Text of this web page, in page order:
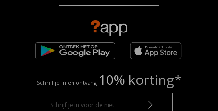
Schrijf je in en ontvang 10% korting*